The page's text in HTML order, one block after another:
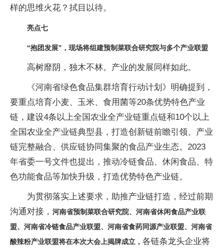
样的思维火花？拭目以待。
亮点七
“抱团发展”，现场将组建预制菜联合研究院与多个产业联盟
高树靡阴，独木不林。产业的发展同样如此。
《河南省绿色食品集群培育行动计划》明确提到，
要重点培育小麦、玉米、食用菌等20条优势特色产业
链，建设4条以上全国农业全产业链重点链和10个以上
全国农业全产业链典型县，打造创新链前瞻引领、产业
链完整融合、供应链协同集聚的食品产业生态。2023
年省委一号文件也提出，推动冷链食品、休闲食品、特
色功能食品等加快升级，打造优势特色产业链。
为贯彻落实上述要求，助推产业链打造，经过前期
沟通对接， 河南省预制菜联合研究院、河南省休闲食品产业联
盟、河南省冷链食品产业联盟、河南省食药同源产业联盟、河南省
酸辣粉产业联盟将在本次大会上揭牌成立， 各链条龙头企业将